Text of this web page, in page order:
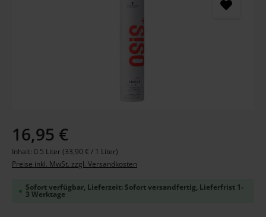
Regulärer Preis:
16,95 €
Inhalt: 0.5 Liter(33,90 € / 1 Liter)
Preise inkl. MwSt. zzgl. Versandkosten
Sofort verfügbar, Lieferzeit: Sofort versandfertig, Lieferfrist 1-
3 Werktage